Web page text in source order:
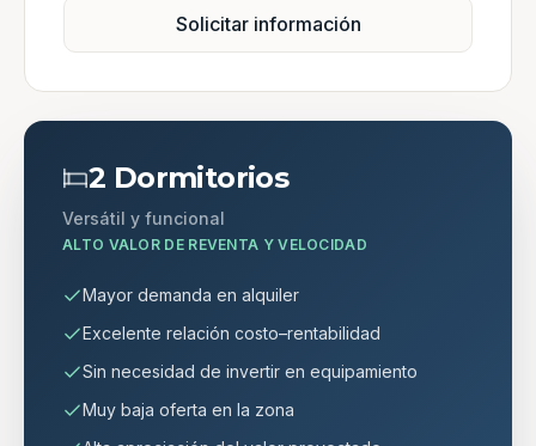
Solicitar información
2 Dormitorios
Versátil y funcional
ALTO VALOR DE REVENTA Y VELOCIDAD
Mayor demanda en alquiler
Excelente relación costo–rentabilidad
Sin necesidad de invertir en equipamiento
Muy baja oferta en la zona